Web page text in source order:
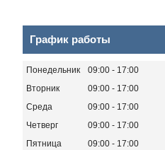
График работы
Понедельник 09:00
17:00
Вторник
09:00
17:00
Среда
09:00
17:00
Четверг
09:00
17:00
Пятница
09:00
17:00